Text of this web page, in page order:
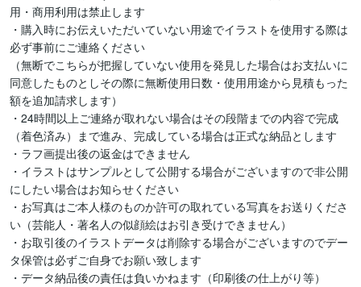
用・商用利用は禁止します
・購入時にお伝えいただいていない用途でイラストを使用する際は
必ず事前にご連絡ください
（無断でこちらが把握していない使用を発見した場合はお支払いに
同意したものとしその際に無断使用日数・使用用途から見積もった
額を追加請求します）
・24時間以上ご連絡が取れない場合はその段階までの内容で完成
（着色済み）まで進み、完成している場合は正式な納品とします
・ラフ画提出後の返金はできません
・イラストはサンプルとして公開する場合がございますので非公開
にしたい場合はお知らせください
・お写真はご本人様のものか許可の取れている写真をお送りくださ
い（芸能人・著名人の似顔絵はお引き受けできません）
・お取引後のイラストデータは削除する場合がございますのでデー
タ保管は必ずご自身でお願い致します
・データ納品後の責任は負いかねます（印刷後の仕上がり等）